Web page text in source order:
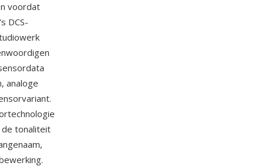
voordat
DCS-
analoge
tonaliteit